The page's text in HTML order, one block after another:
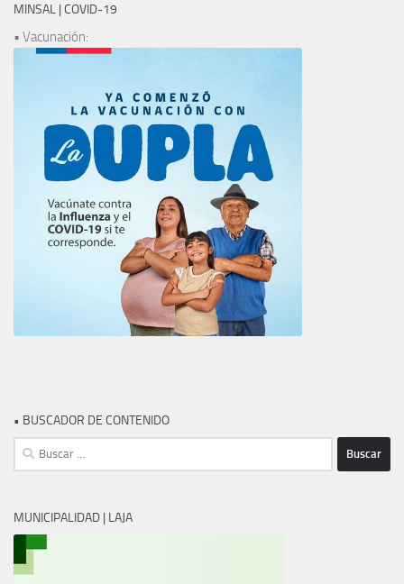
MINSAL | COVID-19
• Vacunación:
• BUSCADOR DE CONTENIDO
Buscar:
MUNICIPALIDAD | LAJA